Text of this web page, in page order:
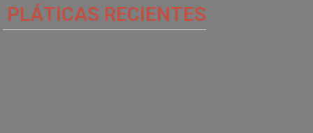
PLÁTICAS RECIENTES